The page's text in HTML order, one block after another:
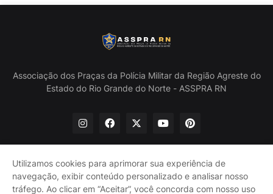
Associação dos Praças da Polícia Militar da Região Agreste do
Estado do Rio Grande do Norte - ASSPRA RN
Início Quem Somos
Política de Privacidade
Utilizamos cookies para aprimorar sua experiência de
navegação, exibir conteúdo personalizado e analisar nosso
tráfego. Ao clicar em “Aceitar”, você concorda com nosso uso